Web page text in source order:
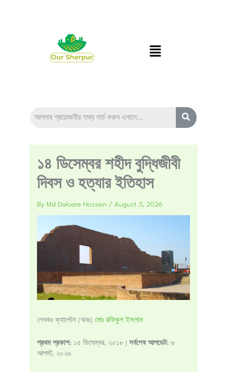
Menu
১৪ ডিসেম্বর শহীদ বুদ্ধিজীবী
দিবস ও হত্যার ইতিহাস
By Md Daloare Hossain /August 3, 2026
লেখকঃ ক্যাপ্টেন (অবঃ)মোঃ রফিকুল ইসলাম
প্রথম প্রকাশ: ১৫ ডিসেম্বর, ২০১৮ |সর্বশেষ আপডেট: ৬
আগস্ট, ২০২৬